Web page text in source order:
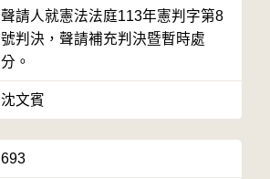
聲請人就憲法法庭113年憲判字第8
號判決，聲請補充判決暨暫時處
分。
沈文賓
693